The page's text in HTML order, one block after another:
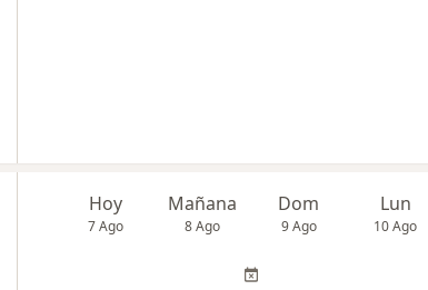
Hoy
7 Ago
Mañana
8 Ago
Dom
9 Ago
Lun
10 Ago